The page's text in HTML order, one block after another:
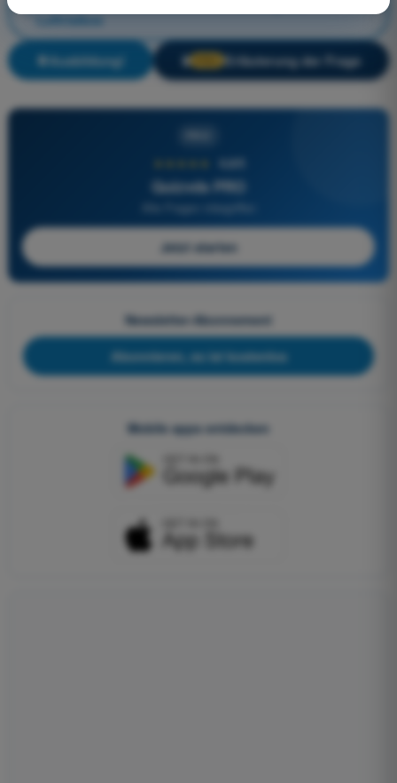
Luftrisikos
Ausbildung! 🔒 Erläuterung der Frage
4,6/5
Quizvds PRO
Alle Fragen inbegriffen
Jetzt starten
Newsletter-Abonnement
Abonnieren, es ist kostenlos
Mobile apps entdecken